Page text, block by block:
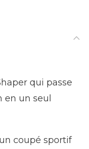
qui passe
en un seul
coupé sportif